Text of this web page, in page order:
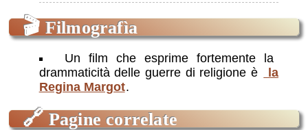
🎬 Filmografìa
Un film che esprime fortemente la
drammaticità delle guerre di religione è
la
Regina Margot.
🔗 Pagine correlate